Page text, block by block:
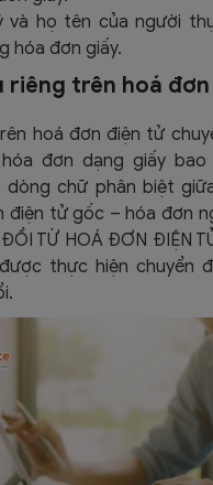
và họ tên của người
hóa đơn giấy.
riêng trên hoá
hoá đơn điện tử
đơn dạng giấy
dòng chữ phân biệt
điện tử gốc – hóa đơn
TỪ HOÁ ĐƠN ĐIỆN
thực hiện chuyển